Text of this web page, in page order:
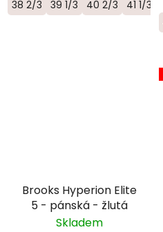
38 2/3 39 1/3 40 2/3 41 1/3
Brooks Hyperion Elite
5 - pánská - žlutá
Skladem